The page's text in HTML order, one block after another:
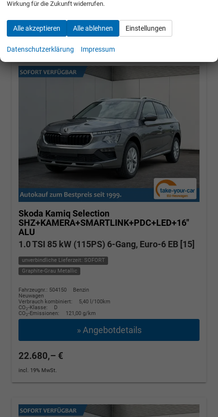
22.450,– €
incl. 19% MwSt.
Skoda Kamiq Selection
SHZ+KAMERA+SMARTLINK+PDC+LED+16"
ALU
1.0 TSI 85 kW (115PS) 6-Gang, Euro-6 EB [15]
unverbindliche Lieferzeit: SOFORT
Graphite-Grau Metallic
Fahrzeugnr.: 504150
Benzin
Neuwagen
Verbrauch kombiniert:
5,40 l/100km
CO2-Klasse:
D
CO2-Emissionen: 121,00 g/km
» Angebotdetails
22.680,– €
incl. 19% MwSt.
Wirkung für die Zukunft widerrufen.
Alle akzeptieren Alle ablehnen Einstellungen
Datenschutzerklärung Impressum